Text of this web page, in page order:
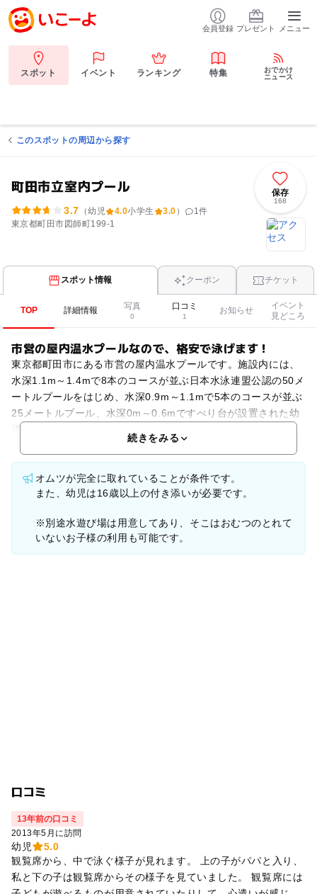
会員登録 プレゼント メニュー
スポット イベント ランキング 特集
おでかけ
ニュース
このスポットの周辺から探す
町田市立室内プール
3.7 （幼児 4.0小学生 3.0 ） 1件
東京都町田市図師町199-1
保存
168
スポット情報 クーポン チケット
TOP 詳細情報 写真
0
口コミ
1
お知らせ
イベント
見どころ
市営の屋内温水プールなので、格安で泳げます！
東京都町田市にある市営の屋内温水プールです。施設内には、
水深1.1m～1.4mで8本のコースが並ぶ日本水泳連盟公認の50メ
ートルプールをはじめ、水深0.9m～1.1mで5本のコースが並ぶ
25メートルプール、水深0m～0.6mですべり台が設置された幼
児用プール、採暖室があります。屋
続きをみる
オムツが完全に取れていることが条件です。
また、幼児は16歳以上の付き添いが必要です。
※別途水遊び場は用意してあり、そこはおむつのとれて
いないお子様の利用も可能です。
口コミ
13年前の口コミ
2013年5月に訪問
幼児
5.0
観覧席から、中で泳ぐ様子が見れます。 上の子がパパと入り、
私と下の子は観覧席からその様子を見ていました。 観覧席には